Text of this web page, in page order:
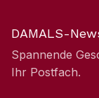
DAMALS-
Spannende
Ihr Postfach.